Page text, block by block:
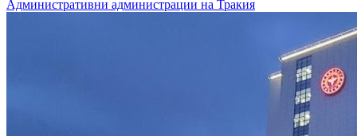
Административни администрации на Тракия